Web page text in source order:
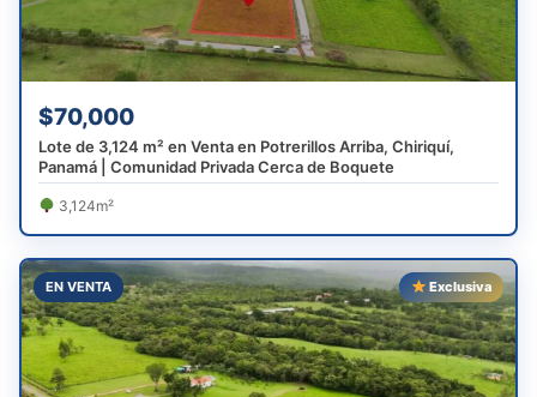
$70,000
Lote de 3,124 m² en Venta en Potrerillos Arriba, Chiriquí,
Panamá | Comunidad Privada Cerca de Boquete
3,124m²
EN VENTA Exclusiva